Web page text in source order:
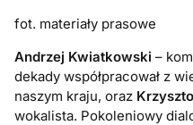
fot. materiały prasowe
Andrzej Kwiatkowski –
dekady współpracował z
naszym kraju, oraz
wokalista. Pokoleniowy